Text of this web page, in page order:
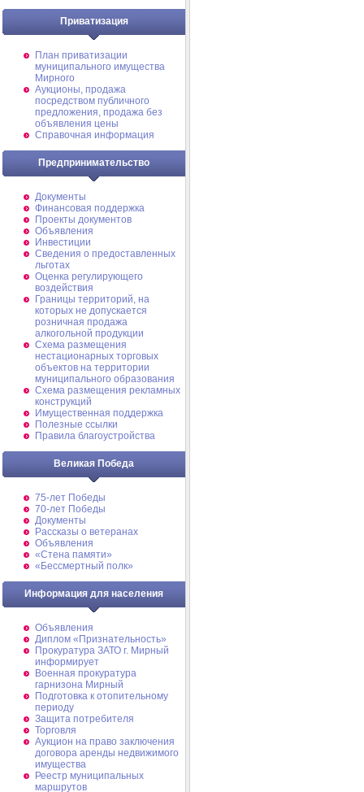
Приватизация
План приватизации
муниципального имущества
Мирного
Аукционы, продажа
посредством публичного
предложения, продажа без
объявления цены
Справочная информация
Предпринимательство
Документы
Финансовая поддержка
Проекты документов
Объявления
Инвестиции
Сведения о предоставленных
льготах
Оценка регулирующего
воздействия
Границы территорий, на
которых не допускается
розничная продажа
алкогольной продукции
Схема размещения
нестационарных торговых
объектов на территории
муниципального образования
Схема размещения рекламных
конструкций
Имущественная поддержка
Полезные ссылки
Правила благоустройства
Великая Победа
75-лет Победы
70-лет Победы
Документы
Рассказы о ветеранах
Объявления
«Стена памяти»
«Бессмертный полк»
Информация для населения
Объявления
Диплом «Признательность»
Прокуратура ЗАТО г. Мирный
информирует
Военная прокуратура
гарнизона Мирный
Подготовка к отопительному
периоду
Защита потребителя
Торговля
Аукцион на право заключения
договора аренды недвижимого
имущества
Реестр муниципальных
маршрутов